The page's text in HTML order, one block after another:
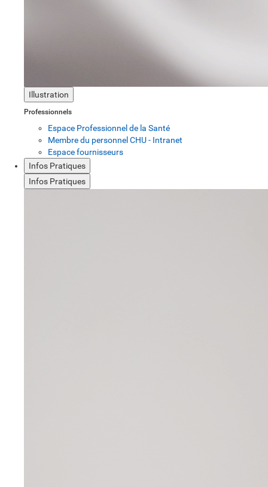
Illustration
Professionnels
Espace Professionnel de la Santé
Membre du personnel CHU - Intranet
Espace fournisseurs
Infos Pratiques
Infos Pratiques